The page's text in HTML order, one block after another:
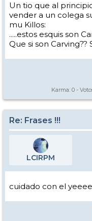
Un tio que al
vender a un colega
mu Killos:
.....estos esquis son
Que si son Carving??
Karma: 0 -
Re: Frases !!!
LCIRPM
cuidado con el